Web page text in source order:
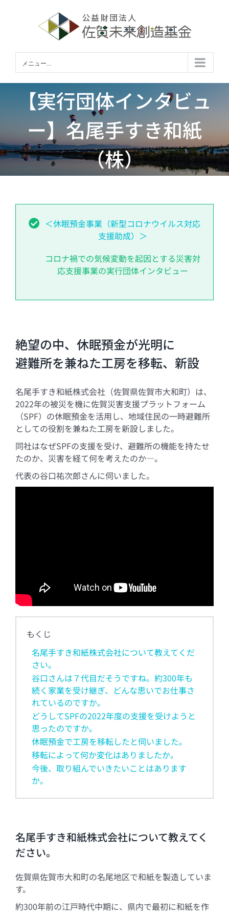
メニュー...
【実行団体インタビュ
ー】名尾手すき和紙
（株）
＜休眠預金事業（新型コロナウイルス対応
支援助成）＞
コロナ禍での気候変動を起因とする災害対
応支援事業の実行団体インタビュー
絶望の中、休眠預金が光明に
避難所を兼ねた工房を移転、新設
名尾手すき和紙株式会社（佐賀県佐賀市大和町）は、
2022年の被災を機に佐賀災害支援プラットフォーム
（SPF）の休眠預金を活用し、地域住民の一時避難所
としての役割を兼ねた工房を新設しました。
同社はなぜSPFの支援を受け、避難所の機能を持たせ
たのか、災害を経て何を考えたのか―。
代表の谷口祐次郎さんに伺いました。
もくじ
名尾手すき和紙株式会社について教えてくだ
さい。
谷口さんは７代目だそうですね。約300年も
続く家業を受け継ぎ、どんな思いでお仕事さ
れているのですか。
どうしてSPFの2022年度の支援を受けようと
思ったのですか。
休眠預金で工房を移転したと伺いました。
移転によって何か変化はありましたか。
今後、取り組んでいきたいことはあります
か。
名尾手すき和紙株式会社について教えてく
ださい。
佐賀県佐賀市大和町の名尾地区で和紙を製造していま
す。
約300年前の江戸時代中期に、県内で最初に和紙を作